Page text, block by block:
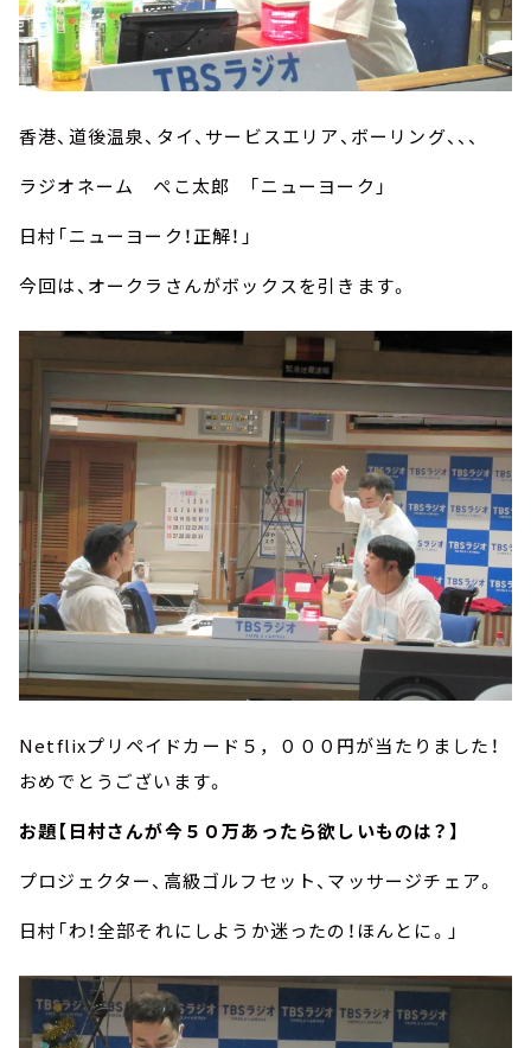
香港、道後温泉、タイ、サービスエリア、ボーリング、、、
ラジオネーム ぺこ太郎 「ニューヨーク」
日村「ニューヨーク！正解！」
今回は、オークラさんがボックスを引きます。
Netflixプリペイドカード５，０００円が当たりました！
おめでとうございます。
お題【日村さんが今５０万あったら欲しいものは？】
プロジェクター、高級ゴルフセット、マッサージチェア。
日村「わ！全部それにしようか迷ったの！ほんとに。」